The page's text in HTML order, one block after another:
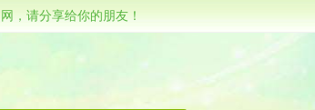
，请分享给你的朋友！